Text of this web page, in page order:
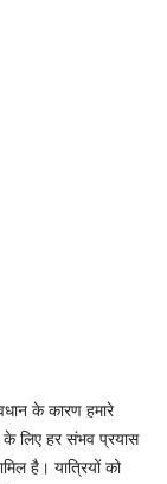
के कारण हमारे
लिए हर संभव प्रयास
है। यात्रियों को